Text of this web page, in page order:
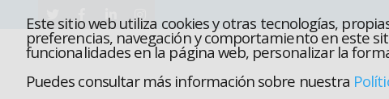
Este sitio web utiliza cookies y otras tecnologías,
preferencias, navegación y comportamiento en este
funcionalidades en la página web, personalizar la
Puedes consultar más información sobre nuestra